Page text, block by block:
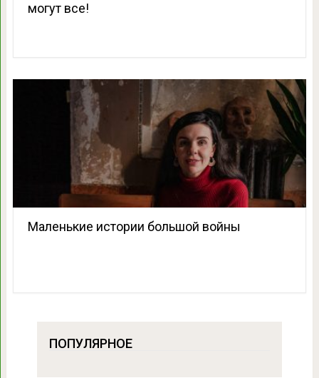
могут все!
Маленькие истории большой войны
ПОПУЛЯРНОЕ